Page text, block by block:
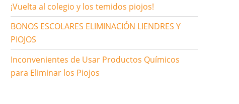
¡Vuelta al colegio y los temidos piojos!
BONOS ESCOLARES ELIMINACIÓN LIENDRES Y
PIOJOS
Inconvenientes de Usar Productos Químicos
para Eliminar los Piojos